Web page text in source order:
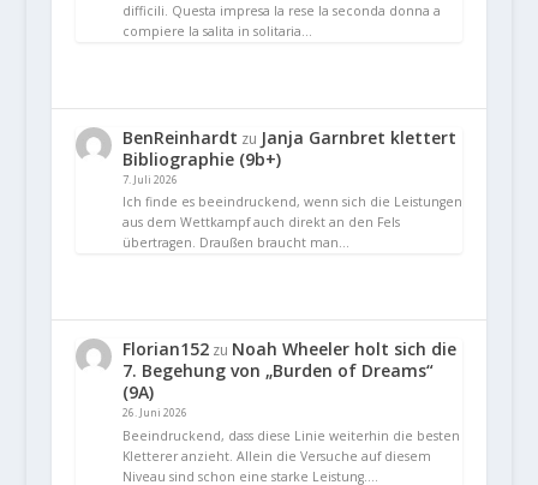
difficili. Questa impresa la rese la seconda donna a
compiere la salita in solitaria…
BenReinhardt zu Janja Garnbret klettert
Bibliographie (9b+)
7. Juli 2026
Ich finde es beeindruckend, wenn sich die Leistungen
aus dem Wettkampf auch direkt an den Fels
übertragen. Draußen braucht man…
Florian152zu Noah Wheeler holt sich die
7. Begehung von „Burden of Dreams“
(9A)
26. Juni 2026
Beeindruckend, dass diese Linie weiterhin die besten
Kletterer anzieht. Allein die Versuche auf diesem
Niveau sind schon eine starke Leistung.…